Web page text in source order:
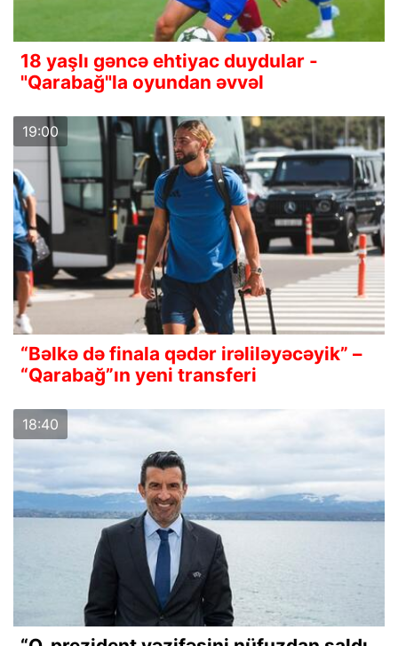
18 yaşlı gəncə ehtiyac duydular -
"Qarabağ"la oyundan əvvəl
19:00
“Bəlkə də finala qədər irəliləyəcəyik” –
“Qarabağ”ın yeni transferi
18:40